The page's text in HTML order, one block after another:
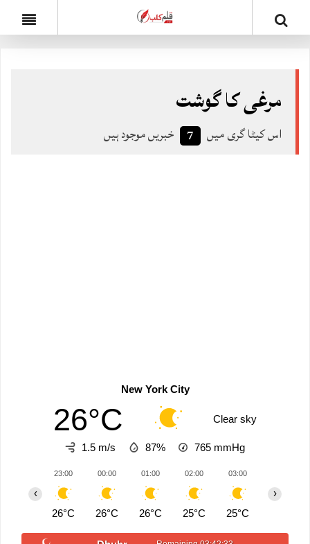
مرغی کا گوشت
اس کیٹا گری میں 7 خبریں موجود ہیں
New York City
26°C Clear sky
1.5 m/s 87% 765 mmHg
23:00
26°C
00:00
26°C
01:00
26°C
02:00
25°C
03:00
25°C
‹ ›